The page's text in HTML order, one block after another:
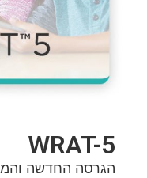
WRAT-5
הגרסה החדשה